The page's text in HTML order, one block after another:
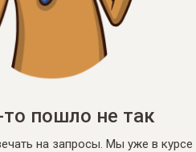
то пошло не так
на запросы. Мы уже в курсе